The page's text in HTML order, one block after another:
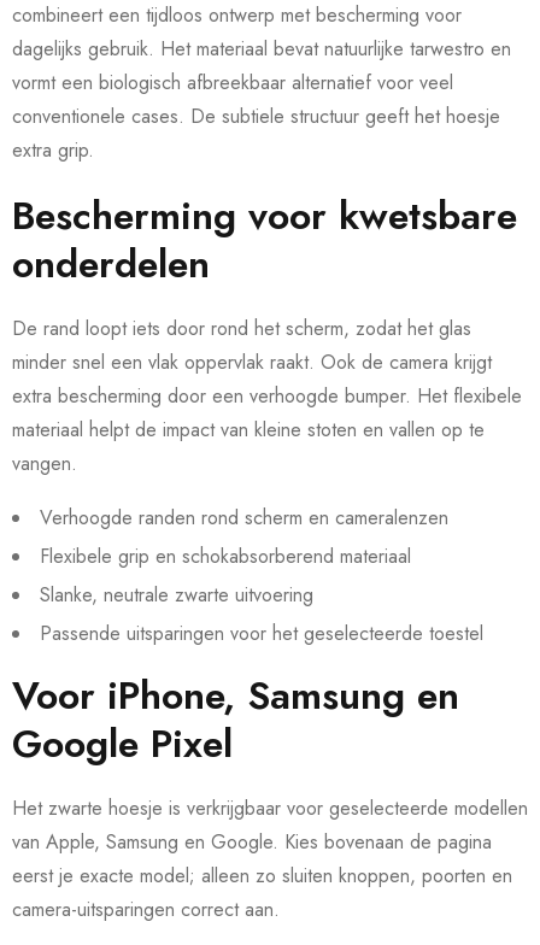
combineert een tijdloos ontwerp met bescherming voor
dagelijks gebruik. Het materiaal bevat natuurlijke tarwestro en
vormt een biologisch afbreekbaar alternatief voor veel
conventionele cases. De subtiele structuur geeft het hoesje
extra grip.
Bescherming voor kwetsbare
onderdelen
De rand loopt iets door rond het scherm, zodat het glas
minder snel een vlak oppervlak raakt. Ook de camera krijgt
extra bescherming door een verhoogde bumper. Het flexibele
materiaal helpt de impact van kleine stoten en vallen op te
vangen.
Verhoogde randen rond scherm en cameralenzen
Flexibele grip en schokabsorberend materiaal
Slanke, neutrale zwarte uitvoering
Passende uitsparingen voor het geselecteerde toestel
Voor iPhone, Samsung en
Google Pixel
Het zwarte hoesje is verkrijgbaar voor geselecteerde modellen
van Apple, Samsung en Google. Kies bovenaan de pagina
eerst je exacte model; alleen zo sluiten knoppen, poorten en
camera-uitsparingen correct aan.